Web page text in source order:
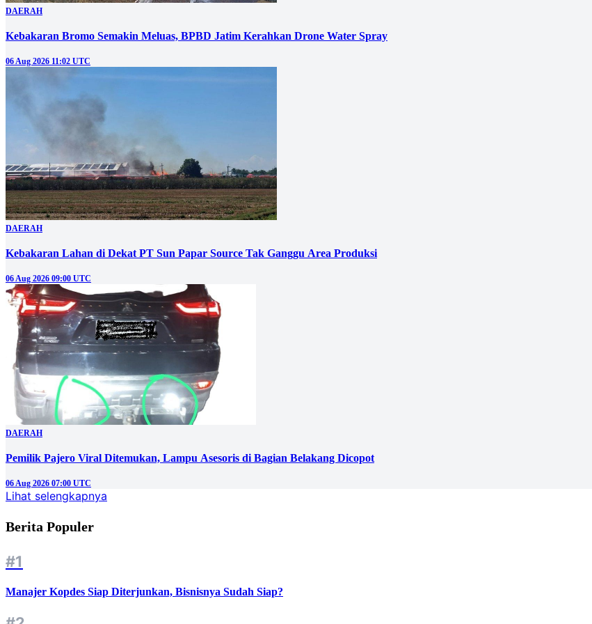
DAERAH
Kebakaran Bromo Semakin Meluas, BPBD Jatim Kerahkan Drone Water Spray
06 Aug 2026 11:02 UTC
DAERAH
Kebakaran Lahan di Dekat PT Sun Papar Source Tak Ganggu Area Produksi
06 Aug 2026 09:00 UTC
DAERAH
Pemilik Pajero Viral Ditemukan, Lampu Asesoris di Bagian Belakang Dicopot
06 Aug 2026 07:00 UTC
Lihat selengkapnya
Berita Populer
#1
Manajer Kopdes Siap Diterjunkan, Bisnisnya Sudah Siap?